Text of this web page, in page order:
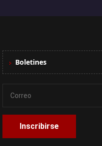
Boletines